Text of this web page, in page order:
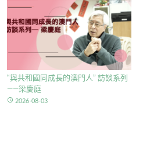
“與共和國同成長的澳門人” 訪談系列
——梁慶庭
access_time 2026-08-03